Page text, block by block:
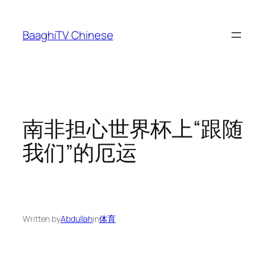
content
BaaghiTV Chinese
南非担心世界杯上“跟随
我们”的厄运
Written byAbdullahin体育